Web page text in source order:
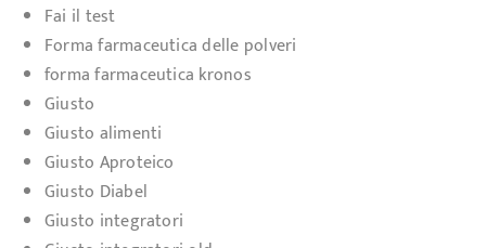
Fai il test
Forma farmaceutica delle polveri
forma farmaceutica kronos
Giusto
Giusto alimenti
Giusto Aproteico
Giusto Diabel
Giusto integratori